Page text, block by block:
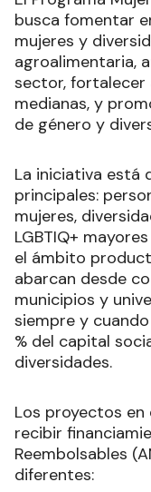
busca fomentar
mujeres y
agroalimentaria,
sector, fortalecer
medianas, y
de género y
La iniciativa está
principales:
mujeres,
LGBTIQ+
el ámbito
abarcan desde
municipios y
siempre y
% del capital
diversidades.
Los proyectos
recibir
Reembolsables
diferentes: